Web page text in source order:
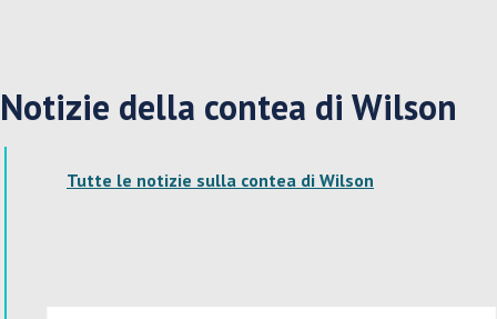
Notizie della contea di Wilson
Tutte le notizie sulla contea di Wilson